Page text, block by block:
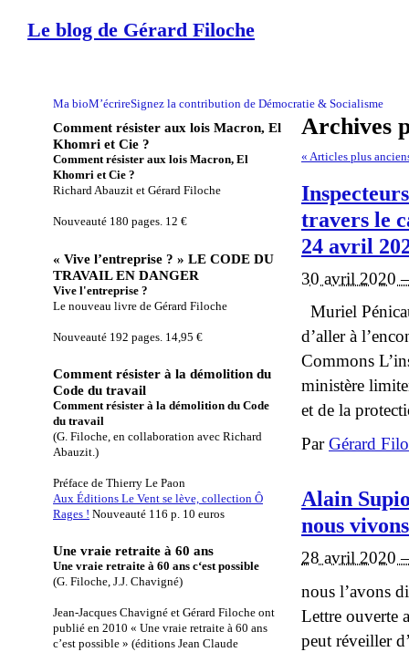
Le blog de Gérard Filoche
Ma bioM’écrireSignez la contribution de Démocratie & Socialisme
Archives
« Articles plus
travers le
24 avril
30 avril 2020
Muriel
d’aller à
Commons
ministère
et de la
ParGérard
Alain
nous vi­vons
28 avril 2020
nous l’avons
Lettre ouverte
peut ré­veiller
Comment résister aux lois Macron, El
Khomri et Cie ?
Comment résister aux lois Macron, El
Khomri et Cie ?
Richard Abauzit et Gérard Filoche
Nouveauté 180 pages. 12 €
« Vive l’entreprise ? » LE CODE DU
TRAVAIL EN DANGER
Vive l'entreprise ?
Le nouveau livre de Gérard Filoche
Nouveauté 192 pages. 14,95 €
Comment résister à la démolition du
Code du travail
Comment résister à la démolition du Code
du travail
(G. Filoche, en collaboration avec Richard
Abauzit.)
Préface de Thierry Le Paon
Aux Éditions Le Vent se lève, collection Ô
Rages ! Nouveauté 116 p. 10 euros
Une vraie retraite à 60 ans
Une vraie retraite à 60 ans c‘est possible
(G. Filoche, J.J. Chavigné)
Jean-Jacques Chavigné et Gérard Filoche ont
publié en 2010 « Une vraie retraite à 60 ans
c’est possible » (éditions Jean Claude